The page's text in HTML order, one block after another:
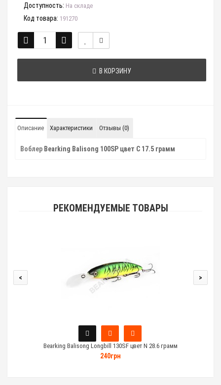
Доступность: На складе
Код товара: 191270
В КОРЗИНУ
Описание Характеристики Отзывы (0)
Воблер Bearking Balisong 100SP цвет C 17.5 грамм
РЕКОМЕНДУЕМЫЕ ТОВАРЫ
Bearking Balisong Longbill 130SF цвет N 28.6 грамм
240грн
< >